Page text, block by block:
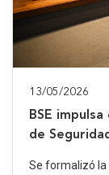
13/05/2026
BSE
de
Se formalizó la